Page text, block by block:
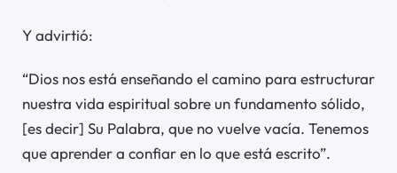
Y advirtió:
“Dios nos está enseñando el camino para estructurar
nuestra vida espiritual sobre un fundamento sólido,
[es decir] Su Palabra, que no vuelve vacía. Tenemos
que aprender a confiar en lo que está escrito”.